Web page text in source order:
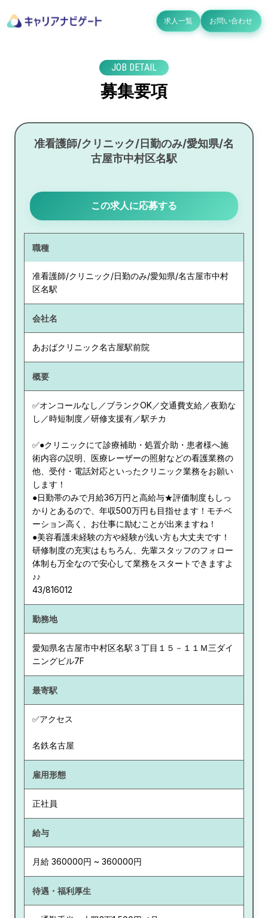
求人一覧 お問い合わせ
JOB DETAIL
募集要項
准看護師/クリニック/日勤のみ/愛知県/名
古屋市中村区名駅
この求人に応募する
職種
准看護師/クリニック/日勤のみ/愛知県/名古屋市中村
区名駅
会社名
あおばクリニック名古屋駅前院
概要
✅オンコールなし／ブランクOK／交通費支給／夜勤な
し／時短制度／研修支援有／駅チカ
✅●クリニックにて診療補助・処置介助・患者様へ施
術内容の説明、医療レーザーの照射などの看護業務の
他、受付・電話対応といったクリニック業務をお願い
します！
●日勤帯のみで月給36万円と高給与★評価制度もしっ
かりとあるので、年収500万円も目指せます！モチベ
ーション高く、お仕事に励むことが出来ますね！
●美容看護未経験の方や経験が浅い方も大丈夫です！
研修制度の充実はもちろん、先輩スタッフのフォロー
体制も万全なので安心して業務をスタートできますよ
♪♪
43/816012
勤務地
愛知県名古屋市中村区名駅３丁目１５－１１Ｍ三ダイ
ニングビル7F
最寄駅
✅アクセス
名鉄名古屋
雇用形態
正社員
給与
月給 360000円 ~ 360000円
待遇・福利厚生